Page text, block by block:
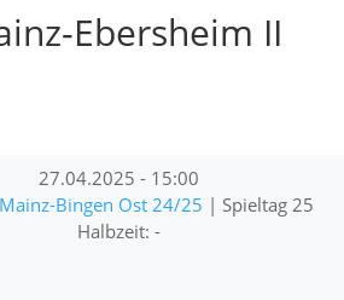
Ebersheim II
27.04.2025 - 15:00
Bingen Ost 24/25 | Spieltag 25
Halbzeit: -